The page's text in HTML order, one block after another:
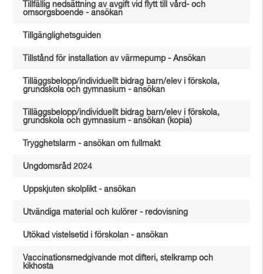
Tillfällig nedsättning av avgift vid flytt till vård- och
omsorgsboende - ansökan
Tillgänglighetsguiden
Tillstånd för installation av värmepump - Ansökan
Tilläggsbelopp/individuellt bidrag barn/elev i förskola,
grundskola och gymnasium - ansökan
Tilläggsbelopp/individuellt bidrag barn/elev i förskola,
grundskola och gymnasium - ansökan (kopia)
Trygghetslarm - ansökan om fullmakt
Ungdomsråd 2024
Uppskjuten skolplikt - ansökan
Utvändiga material och kulörer - redovisning
Utökad vistelsetid i förskolan - ansökan
Vaccinationsmedgivande mot difteri, stelkramp och
kikhosta